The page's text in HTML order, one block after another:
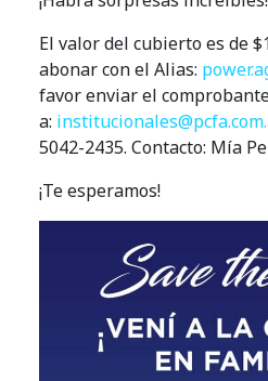
El valor del cubierto es de
abonar con el Alias:
favor enviar el
a:
5042-2435. Contacto: Mía
¡Te esperamos!